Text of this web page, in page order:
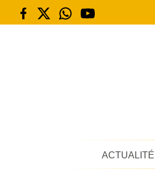
ACTUALITÉ